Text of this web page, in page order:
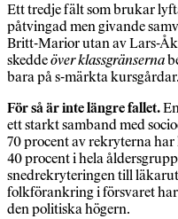
Ett tredje fält som brukar
påtvingad men givande
Britt-Marior utan av Lars-
skeddeöver klassgränserna
bara på s-märkta kursgårdar.
För så är inte längre fallet.
ett starkt samband med
70 procent av rekryterna
40 procent i hela
snedrekryteringen till
folkförankring i försvaret
den politiska högern.